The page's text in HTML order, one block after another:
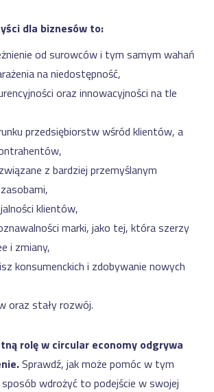
dla biznesów to:
od surowców i tym samym wahań
na niedostępność,
oraz innowacyjności na tle
przedsiębiorstw wśród klientów, a
z bardziej przemyślanym
klientów,
marki, jako tej, która szerzy
i zmiany,
konsumenckich i zdobywanie nowych
oraz stały rozwój.
rolę w circular economy odgrywa
Sprawdź, jak może pomóc w tym
wdrożyć to podejście w swojej